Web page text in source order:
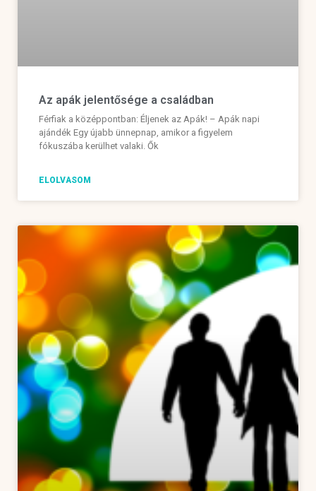
Az apák jelentősége a családban
Férfiak a középpontban: Éljenek az Apák! – Apák napi
ajándék Egy újabb ünnepnap, amikor a figyelem
fókuszába kerülhet valaki. Ők
ELOLVASOM